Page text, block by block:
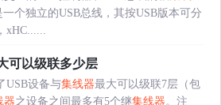
个独立的USB总线，其按USB版本可分
可以级联多少层
USB设备与集线器最大可以级联7层（包
器之设备之间最多有5个继集线器 。注